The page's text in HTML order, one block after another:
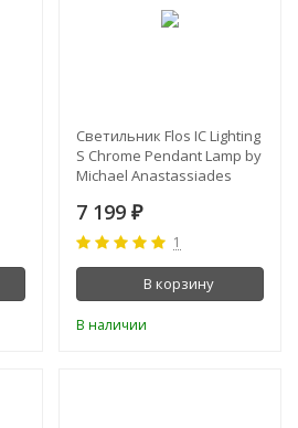
Светильник Flos IC Lighting
S Chrome Pendant Lamp by
Michael Anastassiades
7 199 ₽
1
В корзину
В наличии